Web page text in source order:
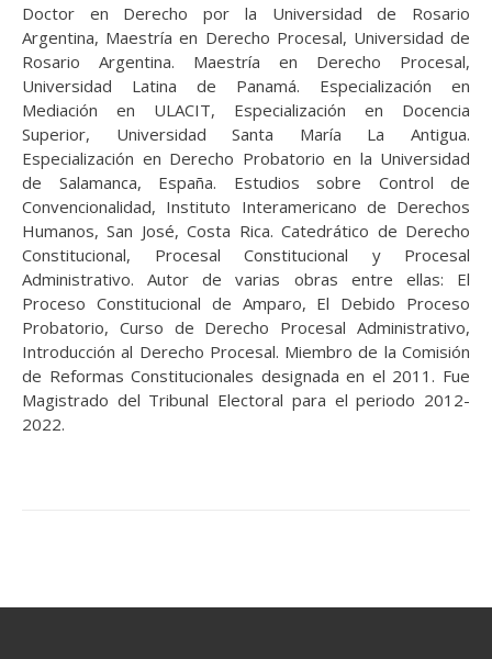
Doctor en Derecho por la Universidad de Rosario
Argentina, Maestría en Derecho Procesal, Universidad de
Rosario Argentina. Maestría en Derecho Procesal,
Universidad Latina de Panamá. Especialización en
Mediación en ULACIT, Especialización en Docencia
Superior, Universidad Santa María La Antigua.
Especialización en Derecho Probatorio en la Universidad
de Salamanca, España. Estudios sobre Control de
Convencionalidad, Instituto Interamericano de Derechos
Humanos, San José, Costa Rica. Catedrático de Derecho
Constitucional, Procesal Constitucional y Procesal
Administrativo. Autor de varias obras entre ellas: El
Proceso Constitucional de Amparo, El Debido Proceso
Probatorio, Curso de Derecho Procesal Administrativo,
Introducción al Derecho Procesal. Miembro de la Comisión
de Reformas Constitucionales designada en el 2011. Fue
Magistrado del Tribunal Electoral para el periodo 2012-
2022.